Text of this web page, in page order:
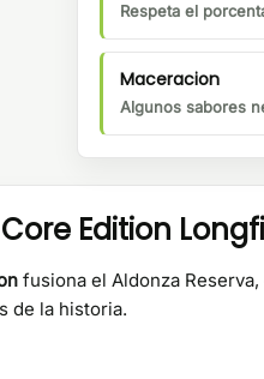
Respeta el
Maceracion
Algunos sabores
Edition
fusiona el Aldonza
de la historia.